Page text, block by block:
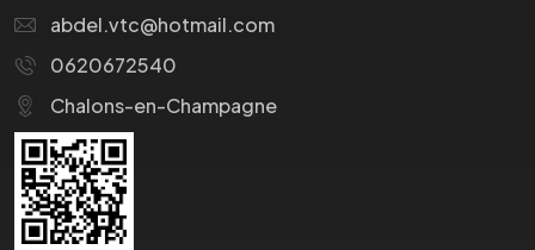
abdel.vtc@hotmail.com
0620672540
Chalons-en-Champagne